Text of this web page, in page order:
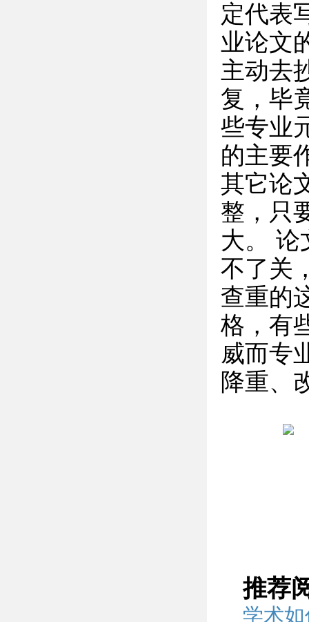
定代表
业论文
主动去
复，毕
些专业
的主要
其它论
整，只
大。 论
不了关
查重的
格，有
威而专
降重、
推荐
学术